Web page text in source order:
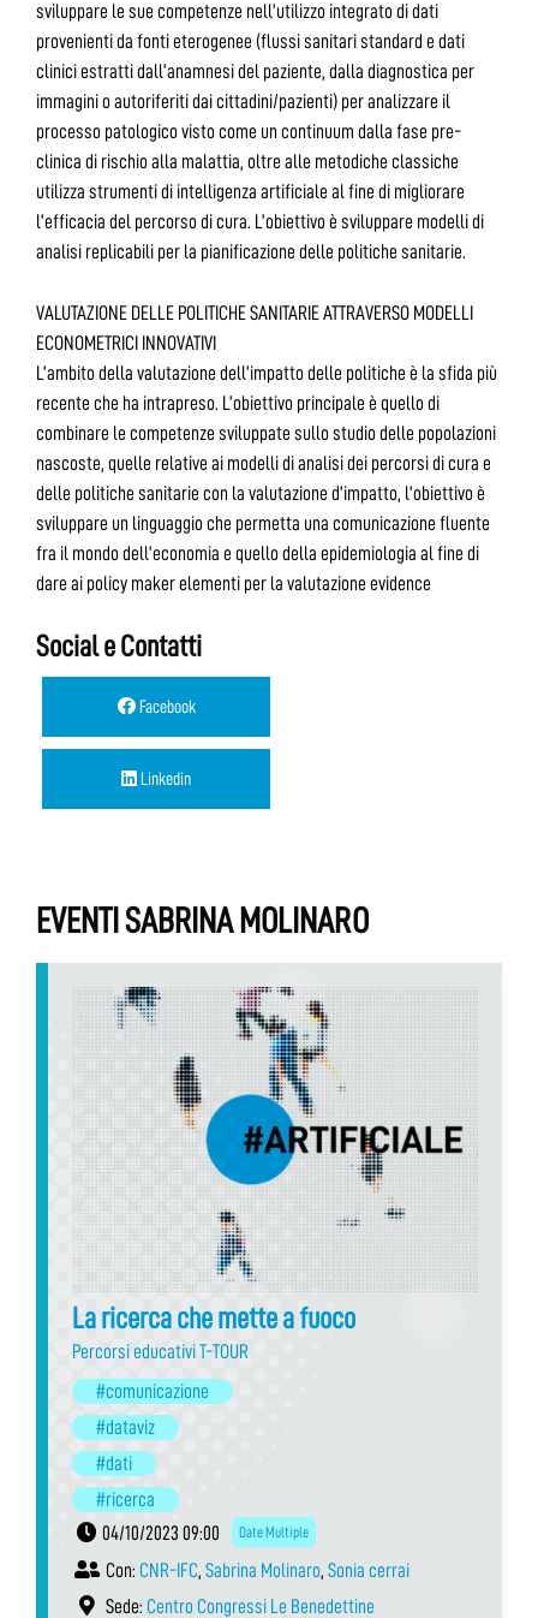
sviluppare le sue competenze nell’utilizzo integrato di dati
provenienti da fonti eterogenee (flussi sanitari standard e dati
clinici estratti dall’anamnesi del paziente, dalla diagnostica per
immagini o autoriferiti dai cittadini/pazienti) per analizzare il
processo patologico visto come un continuum dalla fase pre-
clinica di rischio alla malattia, oltre alle metodiche classiche
utilizza strumenti di intelligenza artificiale al fine di migliorare
l’efficacia del percorso di cura. L’obiettivo è sviluppare modelli di
analisi replicabili per la pianificazione delle politiche sanitarie.
VALUTAZIONE DELLE POLITICHE SANITARIE ATTRAVERSO MODELLI
ECONOMETRICI INNOVATIVI
L’ambito della valutazione dell’impatto delle politiche è la sfida più
recente che ha intrapreso. L’obiettivo principale è quello di
combinare le competenze sviluppate sullo studio delle popolazioni
nascoste, quelle relative ai modelli di analisi dei percorsi di cura e
delle politiche sanitarie con la valutazione d’impatto, l’obiettivo è
sviluppare un linguaggio che permetta una comunicazione fluente
fra il mondo dell’economia e quello della epidemiologia al fine di
dare ai policy maker elementi per la valutazione evidence
Social e Contatti
Facebook
Linkedin
EVENTI SABRINA MOLINARO
La ricerca che mette a fuoco
Percorsi educativi T-TOUR
#comunicazione
#dataviz
#dati
#ricerca
04/10/2023 09:00
Date Multiple
Con: CNR-IFC, Sabrina Molinaro, Sonia cerrai
Sede: Centro Congressi Le Benedettine